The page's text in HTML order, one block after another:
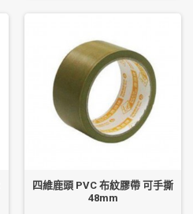
四維鹿頭 PVC 布紋膠帶 可手撕
48mm